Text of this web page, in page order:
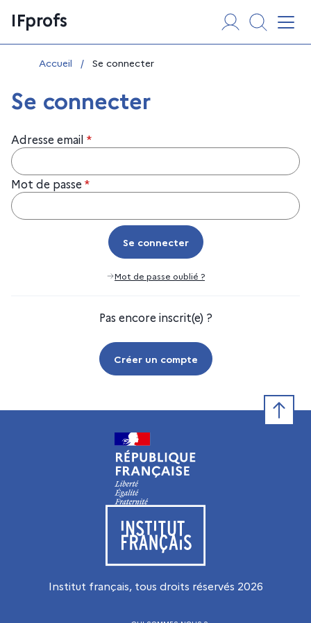
au
contenu
IFprofs
Vous êtes ici :
Accueil / Se connecter
Se connecter
Adresse email *
Mot de passe *
Se connecter
Se connecter
Mot de passe oublié ?
Pas encore inscrit(e) ?
Créer un compte
Visiter le site de l’Institut français
Institut français, tous droits réservés 2026